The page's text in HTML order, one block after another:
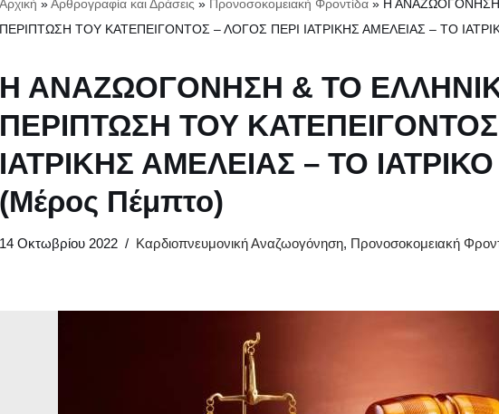
Αρχική »Αρθρογραφία και Δράσεις » Προνοσοκομειακή Φροντίδα » Η ΑΝΑΖΩΟΓΟΝΗΣΗ
ΠΕΡΙΠΤΩΣΗ ΤΟΥ ΚΑΤΕΠΕΙΓΟΝΤΟΣ – ΛΟΓΟΣ ΠΕΡΙ ΙΑΤΡΙΚΗΣ ΑΜΕΛΕΙΑΣ – ΤΟ
Η ΑΝΑΖΩΟΓΟΝΗΣΗ & ΤΟ
ΠΕΡΙΠΤΩΣΗ ΤΟΥ
ΙΑΤΡΙΚΗΣ ΑΜΕΛΕΙΑΣ – ΤΟ
(Μέρος Πέμπτο)
14 Οκτωβρίου 2022 Καρδιοπνευμονική Αναζωογόνηση, Προνοσοκομειακή